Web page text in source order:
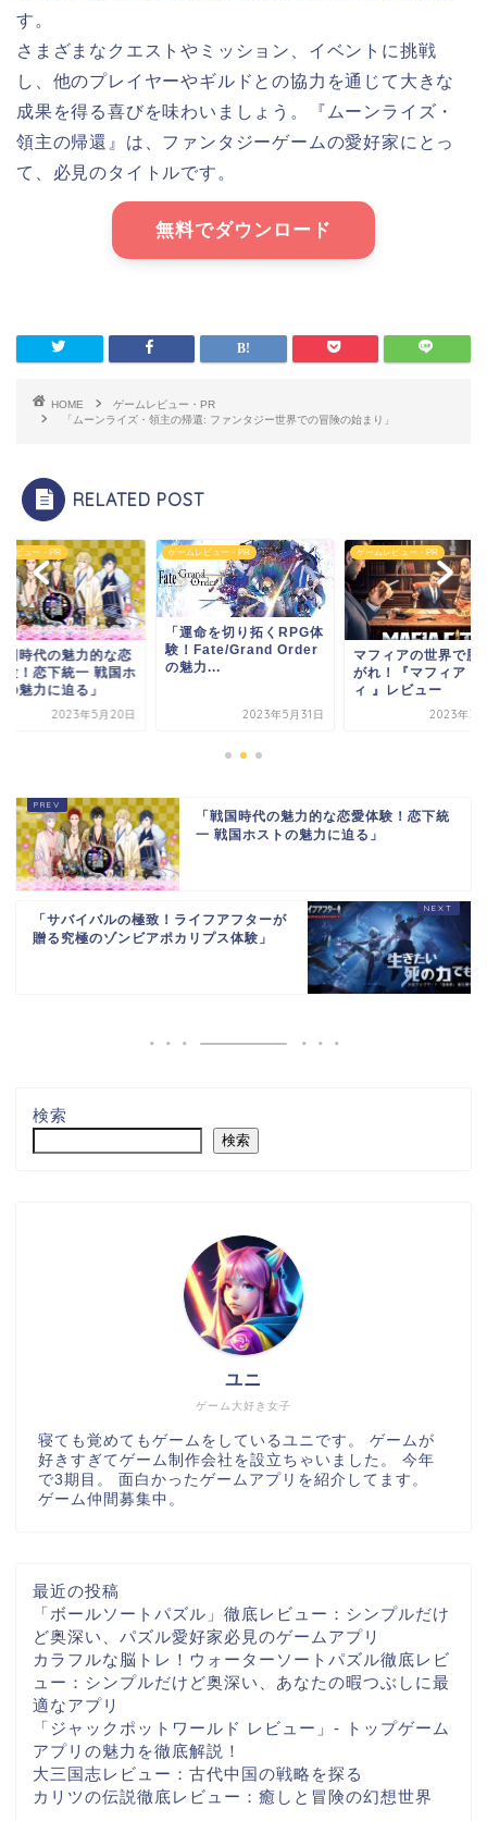
す。
さまざまなクエストやミッション、イベントに挑戦
し、他のプレイヤーやギルドとの協力を通じて大きな
成果を得る喜びを味わいましょう。『ムーンライズ・
領主の帰還』は、ファンタジーゲームの愛好家にとっ
て、必見のタイトルです。
無料でダウンロード
HOME
ゲームレビュー・PR
「ムーンライズ・領主の帰還: ファンタジー世界での冒険の始まり」
RELATED POST
レビュー・PR
国時代の魅力的な恋
験！恋下統一 戦国ホ
の魅力に迫る」
2023年5月20日
ゲームレビュー・PR
「運命を切り拓くRPG体
験！Fate/Grand Order
の魅力...
2023年5月31日
ゲームレビュー・PR
マフィアの世界で勝
がれ！『マフィア・
ィ 』レビュー
2023年3
「戦国時代の魅力的な恋愛体験！恋下統
一 戦国ホストの魅力に迫る」
「サバイバルの極致！ライフアフターが
贈る究極のゾンビアポカリプス体験」
検索
検索
ゲーム大好き女子
ユニ
寝ても覚めてもゲームをしているユニです。 ゲームが
好きすぎてゲーム制作会社を設立ちゃいました。 今年
で3期目。 面白かったゲームアプリを紹介してます。
ゲーム仲間募集中。
最近の投稿
「ボールソートパズル」徹底レビュー：シンプルだけ
ど奥深い、パズル愛好家必見のゲームアプリ
カラフルな脳トレ！ウォーターソートパズル徹底レビ
ュー：シンプルだけど奥深い、あなたの暇つぶしに最
適なアプリ
「ジャックポットワールド レビュー」- トップゲーム
アプリの魅力を徹底解説！
大三国志レビュー：古代中国の戦略を探る
カリツの伝説徹底レビュー：癒しと冒険の幻想世界